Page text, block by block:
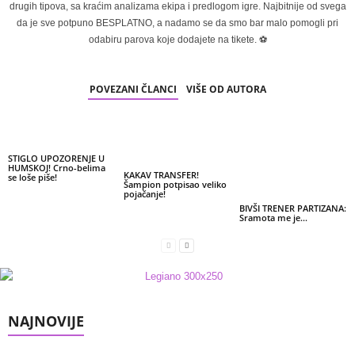
drugih tipova, sa kraćim analizama ekipa i predlogom igre. Najbitnije od svega
da je sve potpuno BESPLATNO, a nadamo se da smo bar malo pomogli pri
odabiru parova koje dodajete na tikete. ⚽
POVEZANI ČLANCI VIŠE OD AUTORA
STIGLO UPOZORENJE U
HUMSKOJ! Crno-belima
se loše piše!
KAKAV TRANSFER!
Šampion potpisao veliko
pojačanje!
BIVŠI TRENER PARTIZANA:
Sramota me je…
NAJNOVIJE